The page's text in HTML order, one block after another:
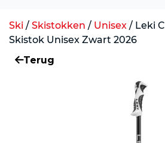
Ski / Skistokken / Unisex / Leki
Skistok Unisex Zwart 2026
Terug